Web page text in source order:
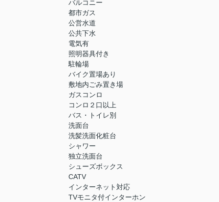
バルコニー
都市ガス
公営水道
公共下水
電気有
照明器具付き
駐輪場
バイク置場あり
敷地内ごみ置き場
ガスコンロ
コンロ２口以上
バス・トイレ別
洗面台
洗髪洗面化粧台
シャワー
独立洗面台
シューズボックス
CATV
インターネット対応
TVモニタ付インターホン